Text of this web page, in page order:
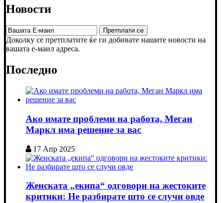
Новости
Доколку се претплатите ќе ги добивате нашите новости на
вашата е-маил адреса.
Последно
Ако имате проблеми на работа, Меган
Маркл има решение за вас
17 Апр 2025
Женската „екипа“ одговори на жестоките
критики: Не разбирате што се случи овде